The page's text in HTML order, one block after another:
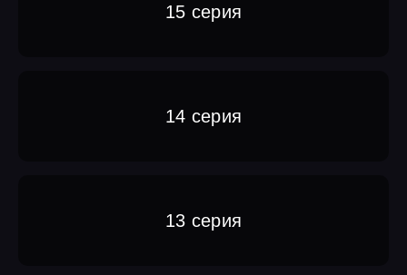
15 серия
14 серия
13 серия